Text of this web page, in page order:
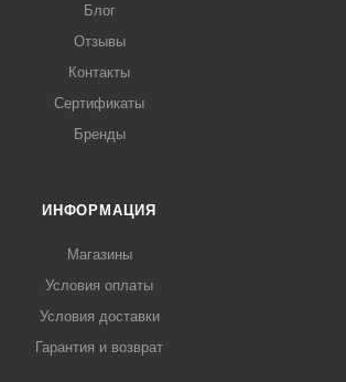
Блог
Отзывы
Контакты
Сертификаты
Бренды
ИНФОРМАЦИЯ
Магазины
Условия оплаты
Условия доставки
Гарантия и возврат